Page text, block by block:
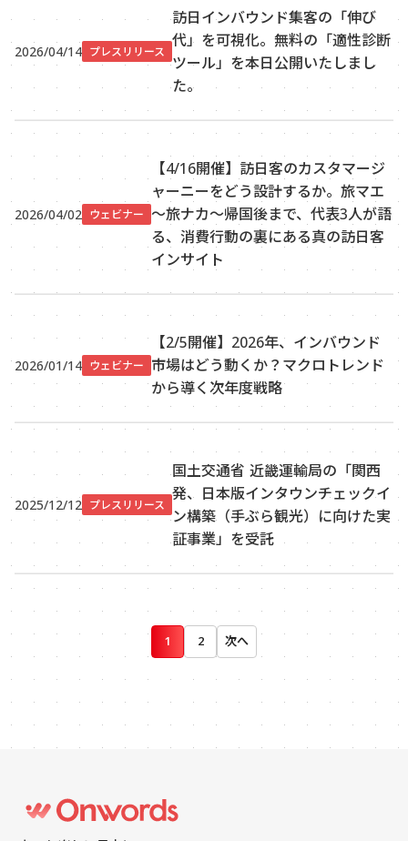
2026/04/14 プレスリリース
訪日インバウンド集客の「伸び
代」を可視化。無料の「適性診断
ツール」を本日公開いたしまし
た。
2026/04/02 ウェビナー
【4/16開催】訪日客のカスタマージ
ャーニーをどう設計するか。旅マエ
～旅ナカ～帰国後まで、代表3人が語
る、消費行動の裏にある真の訪日客
インサイト
2026/01/14 ウェビナー
【2/5開催】2026年、インバウンド
市場はどう動くか？マクロトレンド
から導く次年度戦略
2025/12/12 プレスリリース
国土交通省 近畿運輸局の「関西
発、日本版インタウンチェックイ
ン構築（手ぶら観光）に向けた実
証事業」を受託
1 2 次へ